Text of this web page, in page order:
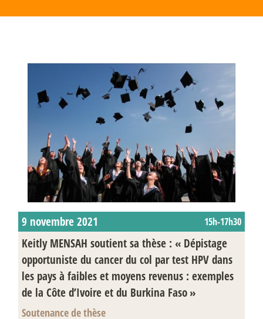
9 novembre 2021 15h-17h30
Keitly MENSAH soutient sa thèse : « Dépistage
opportuniste du cancer du col par test HPV dans
les pays à faibles et moyens revenus : exemples
de la Côte d’Ivoire et du Burkina Faso»
Soutenance de thèse